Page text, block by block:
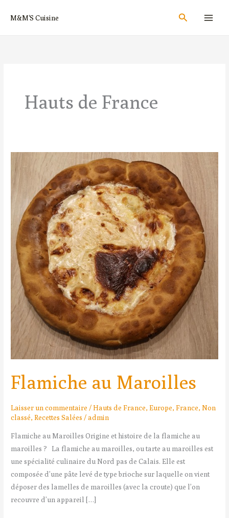
M&M'S Cuisine Rechercher
Hauts de France
Flamiche au Maroilles
Laisser un commentaire /Hauts de France,Europe,France,Non
classé,Recettes Salées /admin
Flamiche au Maroilles Origine et histoire de la flamiche au
maroilles ? La flamiche au maroilles, ou tarte au maroilles est
une spécialité culinaire du Nord pas de Calais. Elle est
composée d’une pâte levé de type brioche sur laquelle on vient
déposer des lamelles de maroilles (avec la croute) que l’on
recouvre d’un appareil […]
Flamiche
au
Maroilles